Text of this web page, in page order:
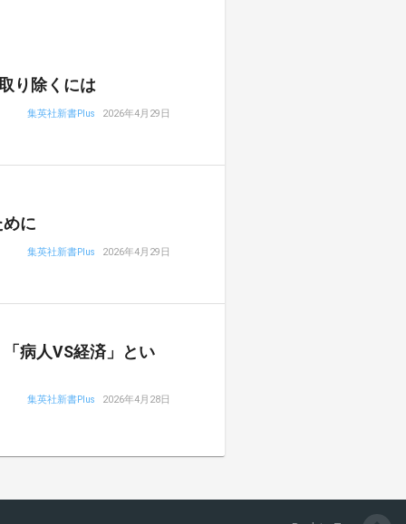
り除くには
集英社新書Plus 2026年4月29日
に
集英社新書Plus 2026年4月29日
病人VS経済」とい
集英社新書Plus 2026年4月28日